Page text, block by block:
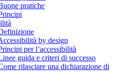
pratiche
by design
per l’accessibilità
guida e criteri di successo
rilasciare una dichiarazione di